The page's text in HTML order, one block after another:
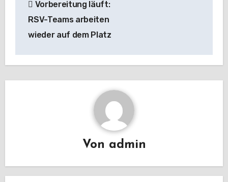
Vorbereitung läuft:
RSV-Teams arbeiten
wieder auf dem Platz
Von admin